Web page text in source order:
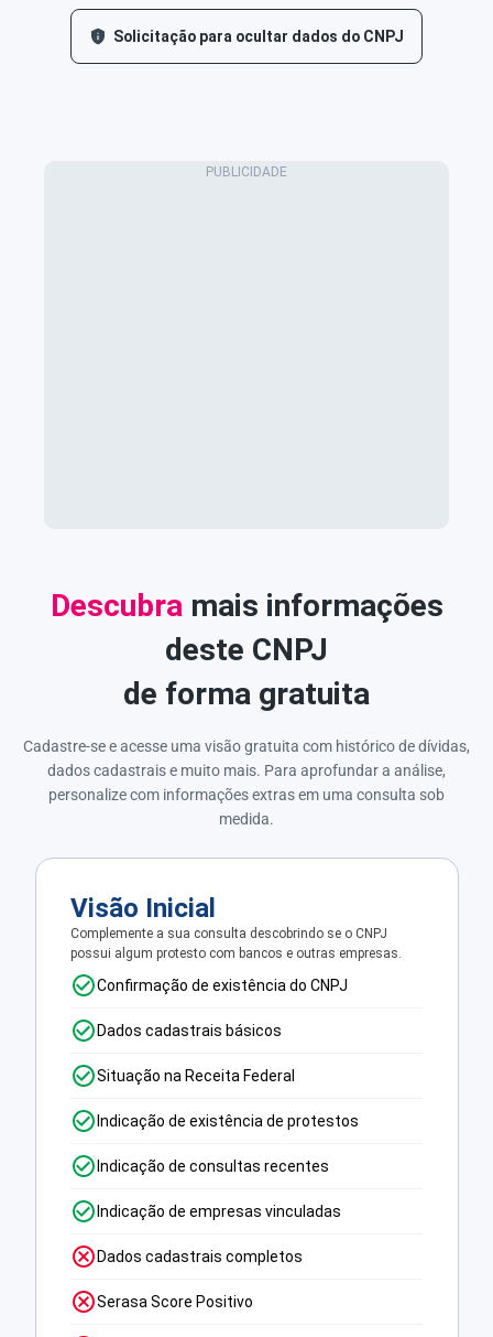
Solicitação para ocultar dados do CNPJ
Descubra mais informações
deste CNPJ
de forma gratuita
Cadastre-se e acesse uma visão gratuita com histórico de dívidas,
dados cadastrais e muito mais. Para aprofundar a análise,
personalize com informações extras em uma consulta sob
medida.
Visão Inicial
Complemente a sua consulta descobrindo se o CNPJ
possui algum protesto com bancos e outras empresas.
Confirmação de existência do CNPJ
Dados cadastrais básicos
Situação na Receita Federal
Indicação de existência de protestos
Indicação de consultas recentes
Indicação de empresas vinculadas
Dados cadastrais completos
Serasa Score Positivo